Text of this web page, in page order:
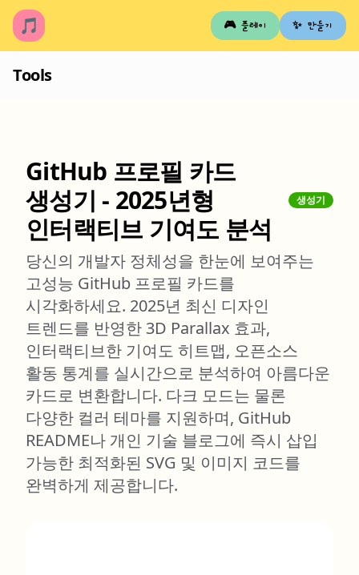
🎵 🎮 플레이 ✨ 만들기
Tools
GitHub 프로필 카드
생성기 - 2025년형
인터랙티브 기여도 분석
생성기
당신의 개발자 정체성을 한눈에 보여주는
고성능 GitHub 프로필 카드를
시각화하세요. 2025년 최신 디자인
트렌드를 반영한 3D Parallax 효과,
인터랙티브한 기여도 히트맵, 오픈소스
활동 통계를 실시간으로 분석하여 아름다운
카드로 변환합니다. 다크 모드는 물론
다양한 컬러 테마를 지원하며, GitHub
README나 개인 기술 블로그에 즉시 삽입
가능한 최적화된 SVG 및 이미지 코드를
완벽하게 제공합니다.